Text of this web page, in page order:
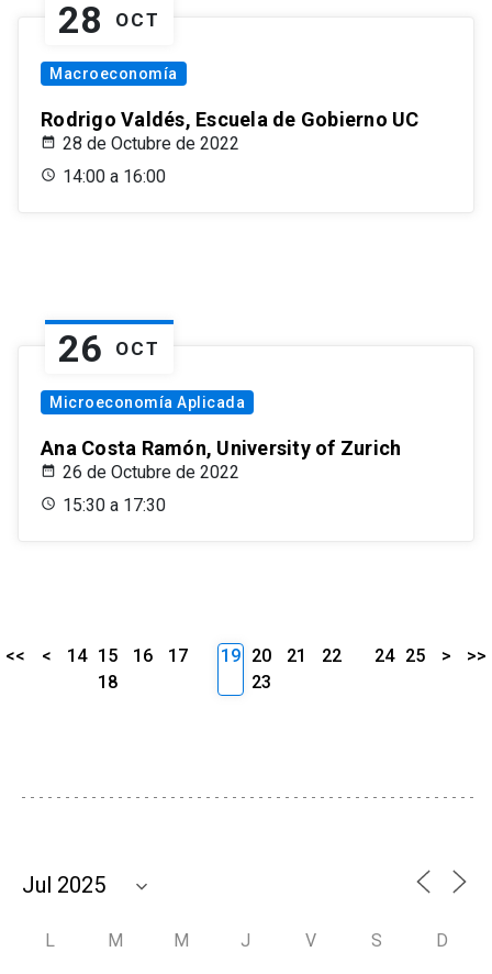
28 OCT
Macroeconomía
Rodrigo Valdés, Escuela de Gobierno UC
28 de Octubre de 2022
14:00 a 16:00
26 OCT
Microeconomía Aplicada
Ana Costa Ramón, University of Zurich
26 de Octubre de 2022
15:30 a 17:30
<< < 14 15 16
17
18
19 20 21
22
23
24 25 > >>
L M M J V S D